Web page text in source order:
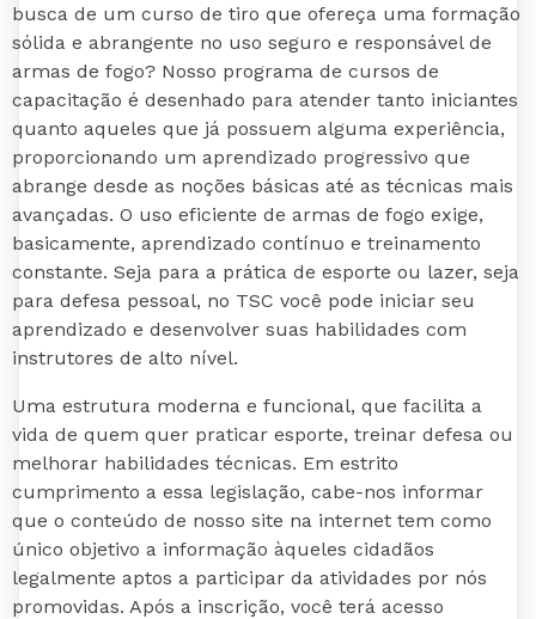
busca de um curso de tiro que ofereça uma formação
sólida e abrangente no uso seguro e responsável de
armas de fogo? Nosso programa de cursos de
capacitação é desenhado para atender tanto iniciantes
quanto aqueles que já possuem alguma experiência,
proporcionando um aprendizado progressivo que
abrange desde as noções básicas até as técnicas mais
avançadas. O uso eficiente de armas de fogo exige,
basicamente, aprendizado contínuo e treinamento
constante. Seja para a prática de esporte ou lazer, seja
para defesa pessoal, no TSC você pode iniciar seu
aprendizado e desenvolver suas habilidades com
instrutores de alto nível.
Uma estrutura moderna e funcional, que facilita a
vida de quem quer praticar esporte, treinar defesa ou
melhorar habilidades técnicas. Em estrito
cumprimento a essa legislação, cabe-nos informar
que o conteúdo de nosso site na internet tem como
único objetivo a informação àqueles cidadãos
legalmente aptos a participar da atividades por nós
promovidas. Após a inscrição, você terá acesso